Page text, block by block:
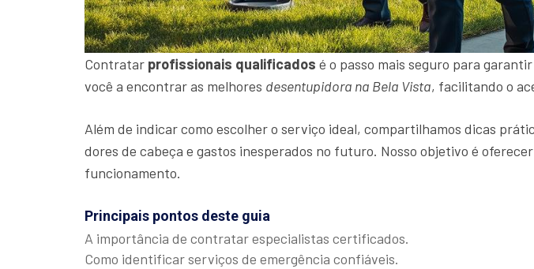
Contratar profissionais qualificados é o passo mais seguro para
você a encontrar as melhores desentupidora na Bela Vista, facilitando o
Além de indicar como escolher o serviço ideal, compartilhamos dicas
dores de cabeça e gastos inesperados no futuro. Nosso objetivo é
funcionamento.
Principais pontos deste guia
A importância de contratar especialistas certificados.
Como identificar serviços de emergência confiáveis.